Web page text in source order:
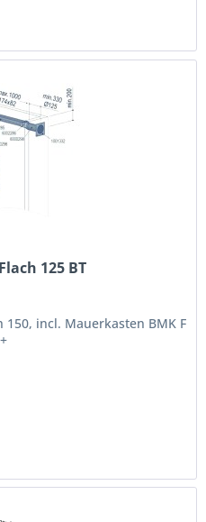
125 BT
150, incl. Mauerkasten BMK F